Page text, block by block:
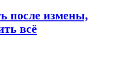
после измены,
всё